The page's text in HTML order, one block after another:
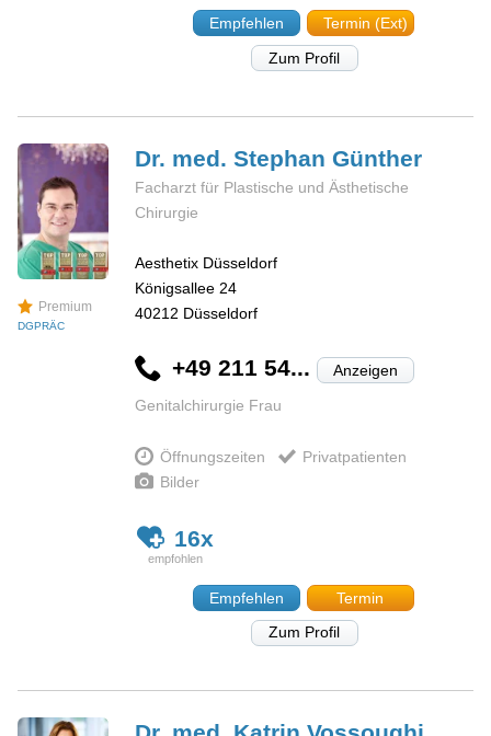
Empfehlen
Termin (Ext)
Zum Profil
Premium
DGPRÄC
Dr. med. StephanGünther
Facharzt für Plastische und Ästhetische
Chirurgie
Aesthetix Düsseldorf
Königsallee 24
40212 Düsseldorf
+49 211 54... Anzeigen
Genitalchirurgie Frau
Öffnungszeiten
Privatpatienten
Bilder
16x
Empfehlen
Termin
Zum Profil